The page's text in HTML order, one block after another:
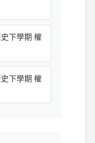
下學期 權
下學期 權